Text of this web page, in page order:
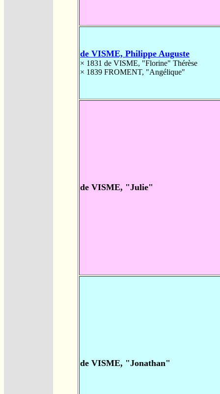
de VISME, Philippe Auguste
× 1831 de VISME, "Florine" Thérèse
× 1839 FROMENT, "Angélique"
de VISME, "Julie"
de VISME, "Jonathan"